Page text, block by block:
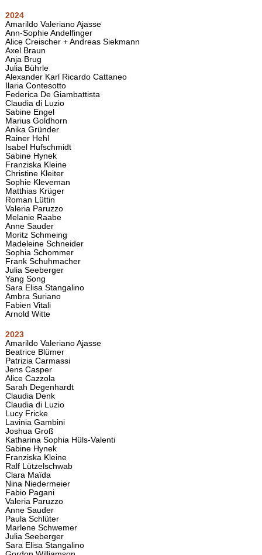
2024
Amarildo Valeriano Ajasse
Ann-Sophie Andelfinger
Alice Creischer + Andreas Siekmann
Axel Braun
Anja Brug
Julia Bührle
Alexander Karl Ricardo Cattaneo
Ilaria Contesotto
Federica De Giambattista
Claudia di Luzio
Sabine Engel
Marius Goldhorn
Anika Gründer
Rainer Hehl
Isabel Hufschmidt
Sabine Hynek
Franziska Kleine
Christine Kleiter
Sophie Kleveman
Matthias Krüger
Roman Lüttin
Valeria Paruzzo
Melanie Raabe
Anne Sauder
Moritz Schmeing
Madeleine Schneider
Sophia Schommer
Frank Schuhmacher
Julia Seeberger
Yang Song
Sara Elisa Stangalino
Ambra Suriano
Fabien Vitali
Arnold Witte
2023
Amarildo Valeriano Ajasse
Beatrice Blümer
Patrizia Carmassi
Jens Casper
Alice Cazzola
Sarah Degenhardt
Claudia Denk
Claudia di Luzio
Lucy Fricke
Lavinia Gambini
Joshua Groß
Katharina Sophia Hüls-Valenti
Sabine Hynek
Franziska Kleine
Ralf Lützelschwab
Clara Maïda
Nina Niedermeier
Fabio Pagani
Valeria Paruzzo
Anne Sauder
Paula Schlüter
Marlene Schwemer
Julia Seeberger
Sara Elisa Stangalino